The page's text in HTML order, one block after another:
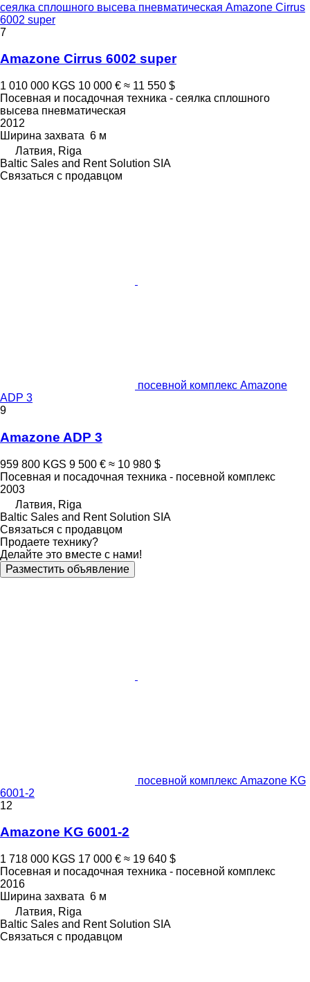
сеялка сплошного высева пневматическая Amazone Cirrus
6002 super
7
Amazone Cirrus 6002 super
1 010 000 KGS 10 000 € ≈ 11 550 $
Посевная и посадочная техника - сеялка сплошного
высева пневматическая
2012
Ширина захвата 6 м
Латвия, Riga
Baltic Sales and Rent Solution SIA
Связаться с продавцом
посевной комплекс Amazone
ADP 3
9
Amazone ADP 3
959 800 KGS 9 500 € ≈ 10 980 $
Посевная и посадочная техника - посевной комплекс
2003
Латвия, Riga
Baltic Sales and Rent Solution SIA
Связаться с продавцом
Продаете технику?
Делайте это вместе с нами!
Разместить объявление
посевной комплекс Amazone KG
6001-2
12
Amazone KG 6001-2
1 718 000 KGS 17 000 € ≈ 19 640 $
Посевная и посадочная техника - посевной комплекс
2016
Ширина захвата 6 м
Латвия, Riga
Baltic Sales and Rent Solution SIA
Связаться с продавцом